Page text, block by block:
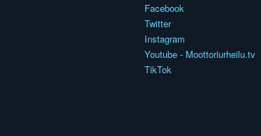
Facebook
Twitter
Instagram
Youtube - Moottoriurheilu.tv
TikTok